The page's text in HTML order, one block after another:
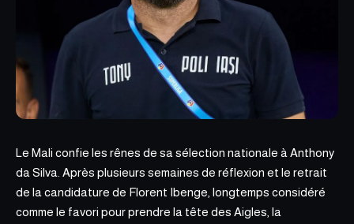
Le Mali confie les rênes de sa sélection nationale à Anthony
da Silva. Après plusieurs semaines de réflexion et le retrait
de la candidature de Florent Ibenge, longtemps considéré
comme le favori pour prendre la tête des Aigles, la